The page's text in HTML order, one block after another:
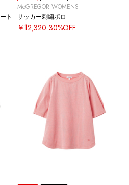
ト
McGREGOR WOMENS
サッカー刺繍ポロ
￥12,320 30%OFF